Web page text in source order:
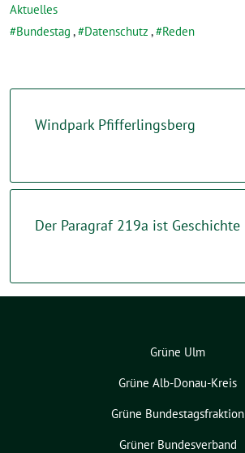
Aktuelles
Bundestag , Datenschutz , Reden
Windpark Pfifferlingsberg
Der Paragraf 219a ist Geschichte
Grüne Ulm
Grüne Alb-Donau-Kreis
Grüne Bundestagsfraktion
Grüner Bundesverband